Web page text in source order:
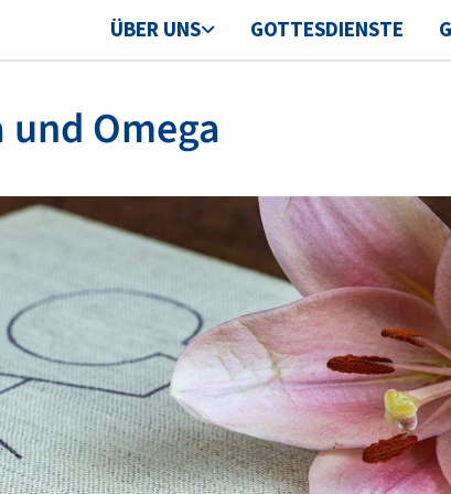
ÜBER UNS GOTTESDIENSTE
Omega